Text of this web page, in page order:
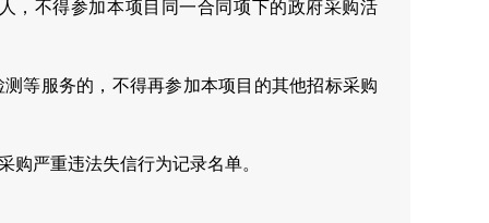
，不得参加本项目同一合同项下的政府采购活
等服务的，不得再参加本项目的其他招标采购
购严重违法失信行为记录名单。